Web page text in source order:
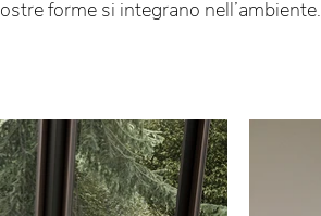
forme si integrano nell’ambiente.